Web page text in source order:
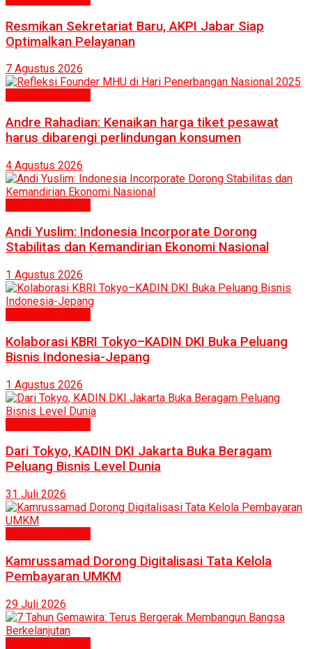
Resmikan Sekretariat Baru, AKPI Jabar Siap
Optimalkan Pelayanan
7 Agustus 2026
Andre Rahadian: Kenaikan harga tiket pesawat
harus dibarengi perlindungan konsumen
4 Agustus 2026
Andi Yuslim: Indonesia Incorporate Dorong
Stabilitas dan Kemandirian Ekonomi Nasional
1 Agustus 2026
Kolaborasi KBRI Tokyo–KADIN DKI Buka Peluang
Bisnis Indonesia-Jepang
1 Agustus 2026
Dari Tokyo, KADIN DKI Jakarta Buka Beragam
Peluang Bisnis Level Dunia
31 Juli 2026
Kamrussamad Dorong Digitalisasi Tata Kelola
Pembayaran UMKM
29 Juli 2026